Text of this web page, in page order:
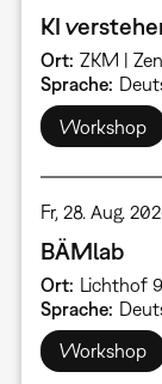
KI
Ort ZKM |
Sprache
Workshop
Fr, 28. Aug.
BÄMlab
Ort Lichthof
Sprache
Workshop